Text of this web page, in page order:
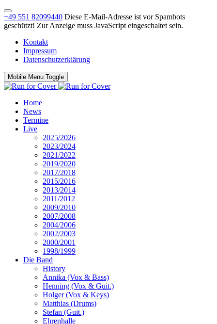
+49 551 82099440 Diese E-Mail-Adresse ist vor Spambots
geschützt! Zur Anzeige muss JavaScript eingeschaltet sein.
Kontakt
Impressum
Datenschutzerklärung
Mobile Menu Toggle
Home
News
Termine
Live
2025/2026
2023/2024
2021/2022
2019/2020
2017/2018
2015/2016
2013/2014
2011/2012
2009/2010
2007/2008
2004/2006
2002/2003
2000/2001
1998/1999
Die Band
History
Annika (Vox & Bass)
Henning (Vox & Guit.)
Holger (Vox & Keys)
Matthias (Drums)
Stefan (Guit.)
Ehrenhalle